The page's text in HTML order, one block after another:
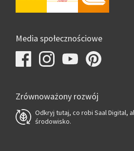
Media społecznościowe
Zrównoważony rozwój
Odkryj tutaj, co robi Saal Digital,
środowisko.